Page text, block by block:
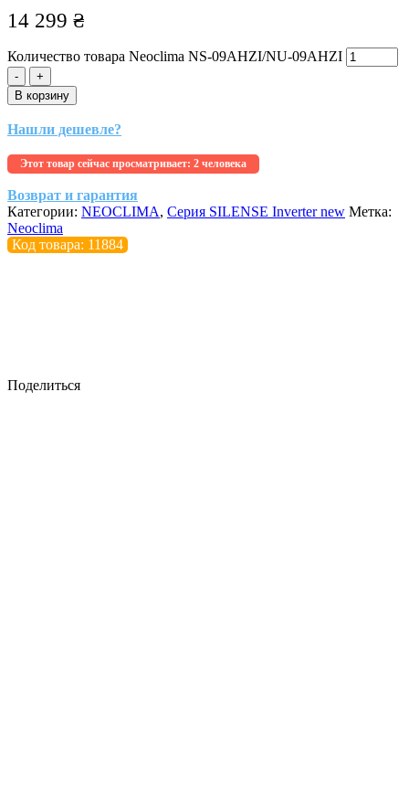
14 299 ₴
Количество товара Neoclima NS-09AHZI/NU-09AHZI
-
+
В корзину
Нашли дешевле?
Этот товар сейчас просматривает: 2 человека
Возврат и гарантия
Категории: NEOCLIMA, Серия SILENSE Inverter new Метка:
Neoclima
Код товара: 11884
Поделиться